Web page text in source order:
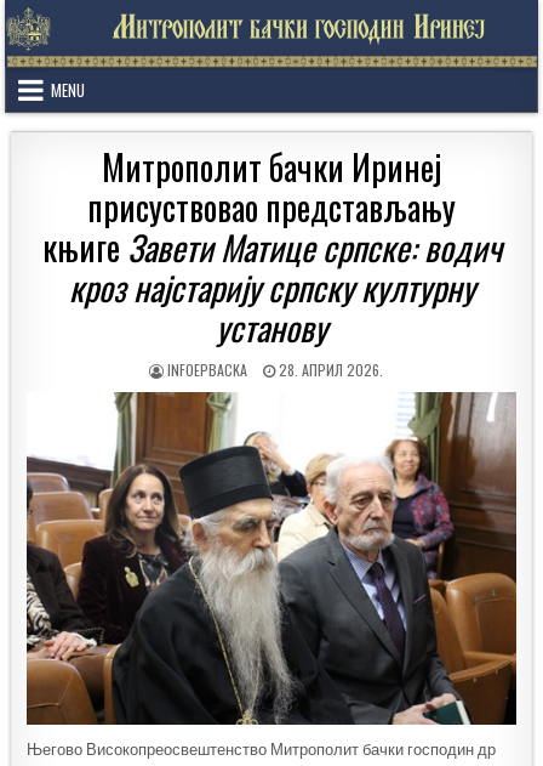
Skip
to
content
MENU
Митрополит бачки Иринеј
присуствовао представљању
књиге Завети Матице српске: водич
кроз најстарију српску културну
установу
AUTHOR:
INFOEPBACKA
PUBLISHED
28. АПРИЛ 2026.
Његово Високопреосвештенство Митрополит бачки господин др